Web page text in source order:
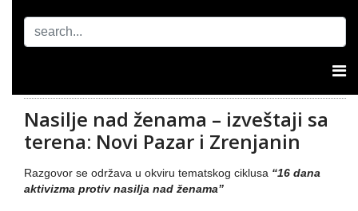
Nasilje nad ženama – izveštaji sa
terena: Novi Pazar i Zrenjanin
Razgovor se održava u okviru tematskog ciklusa “16 dana
aktivizma protiv nasilja nad ženama”